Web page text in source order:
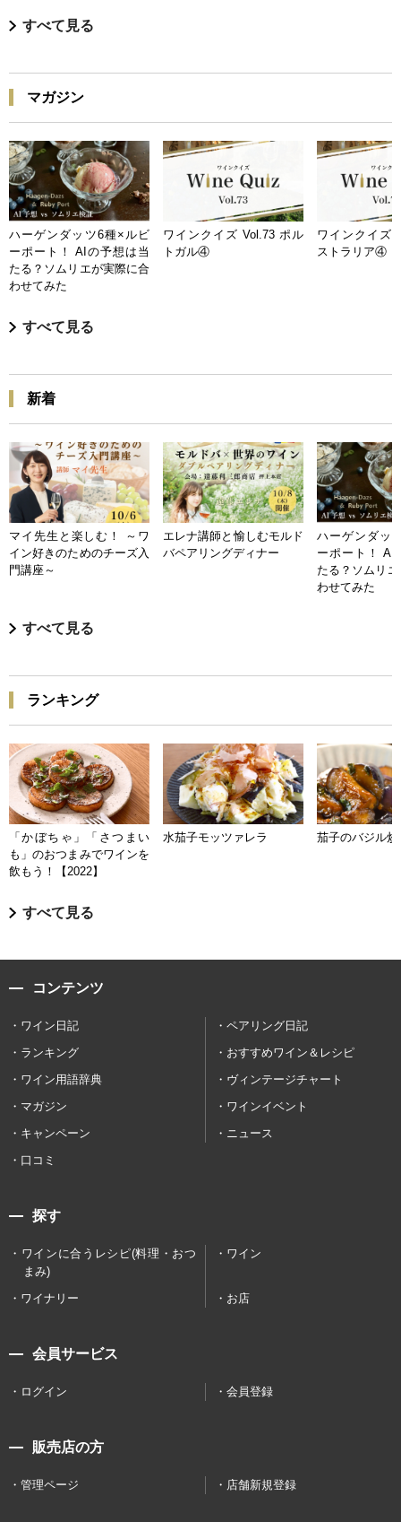
すべて見る
マガジン
ハーゲンダッツ6種×ルビ
ーポート！ AIの予想は当
たる？ソムリエが実際に合
わせてみた
ワインクイズ Vol.73 ポル
トガル④
ワインクイズ
ストラリア④
すべて見る
新着
マイ先生と楽しむ！ ～ワ
イン好きのためのチーズ入
門講座～
エレナ講師と愉しむモルド
バペアリングディナー
ハーゲンダッ
ーポート！ AI
たる？ソムリ
わせてみた
すべて見る
ランキング
「かぼちゃ」「さつまい
も」のおつまみでワインを
飲もう！【2022】
水茄子モッツァレラ 茄子のバジル炒
すべて見る
コンテンツ
ワイン日記
ペアリング日記
ランキング
おすすめワイン＆レシピ
ワイン用語辞典
ヴィンテージチャート
マガジン
ワインイベント
キャンペーン
ニュース
口コミ
探す
ワインに合うレシピ(料理・おつ
まみ)
ワイン
ワイナリー お店
会員サービス
ログイン 会員登録
販売店の方
管理ページ 店舗新規登録